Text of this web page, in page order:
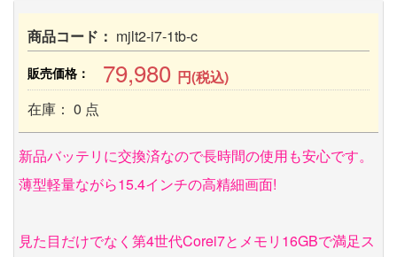
商品コード： mjlt2-i7-1tb-c
販売価格： 79,980 円(税込)
在庫： 0 点
新品バッテリに交換済なので長時間の使用も安心です。
薄型軽量ながら15.4インチの高精細画面!
見た目だけでなく第4世代Corei7とメモリ16GBで満足ス